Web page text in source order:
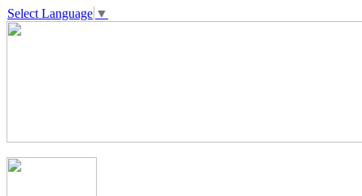
Select Language ▼